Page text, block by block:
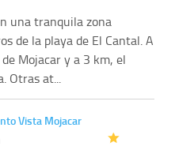
una tranquila zona
de la playa de El Cantal. A
Mojacar y a 3 km, el
Otras at...
Vista Mojacar